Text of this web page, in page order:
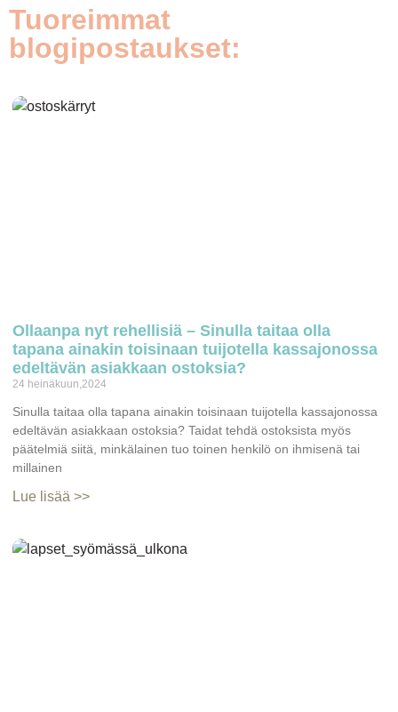
Tuoreimmat
blogipostaukset:
Ollaanpa nyt rehellisiä – Sinulla taitaa olla
tapana ainakin toisinaan tuijotella kassajonossa
edeltävän asiakkaan ostoksia?
24 heinäkuun,2024
Sinulla taitaa olla tapana ainakin toisinaan tuijotella kassajonossa
edeltävän asiakkaan ostoksia? Taidat tehdä ostoksista myös
päätelmiä siitä, minkälainen tuo toinen henkilö on ihmisenä tai
millainen
Lue lisää >>